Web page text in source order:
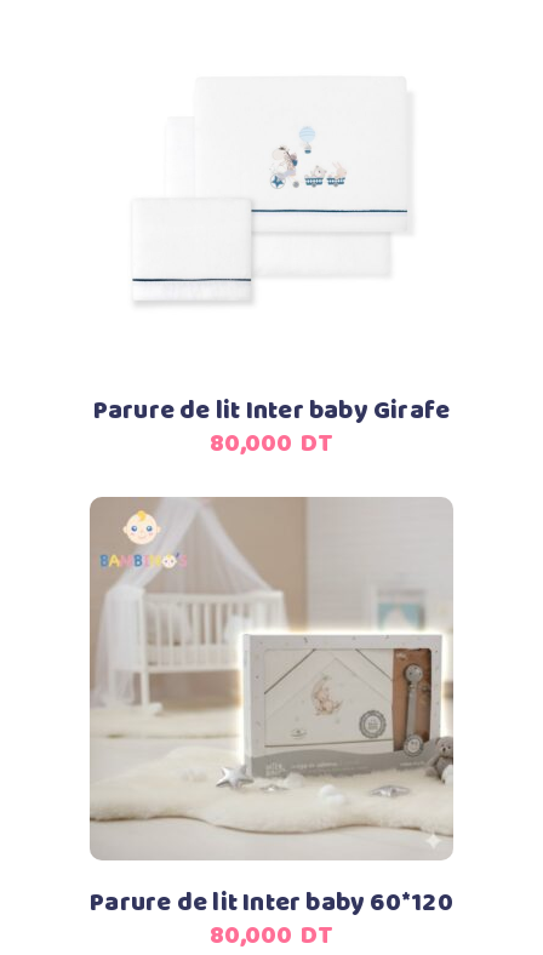
Ajouter au panier
Parure de lit Inter baby Girafe
80,000 DT
Ajouter au panier
Parure de lit Inter baby 60*120
80,000 DT